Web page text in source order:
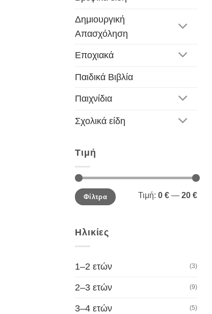
Δημιουργική
Απασχόληση
Εποχιακά
Παιδικά Βιβλία
Παιχνίδια
Σχολικά είδη
Τιμή
Ελάχιστη
τιμή
Μέγιστη
τιμήΦίλτρα Τιμή: 0 € — 20 €
Ηλικίες
1–2 ετών (3)
2–3 ετών (9)
3–4 ετών (5)